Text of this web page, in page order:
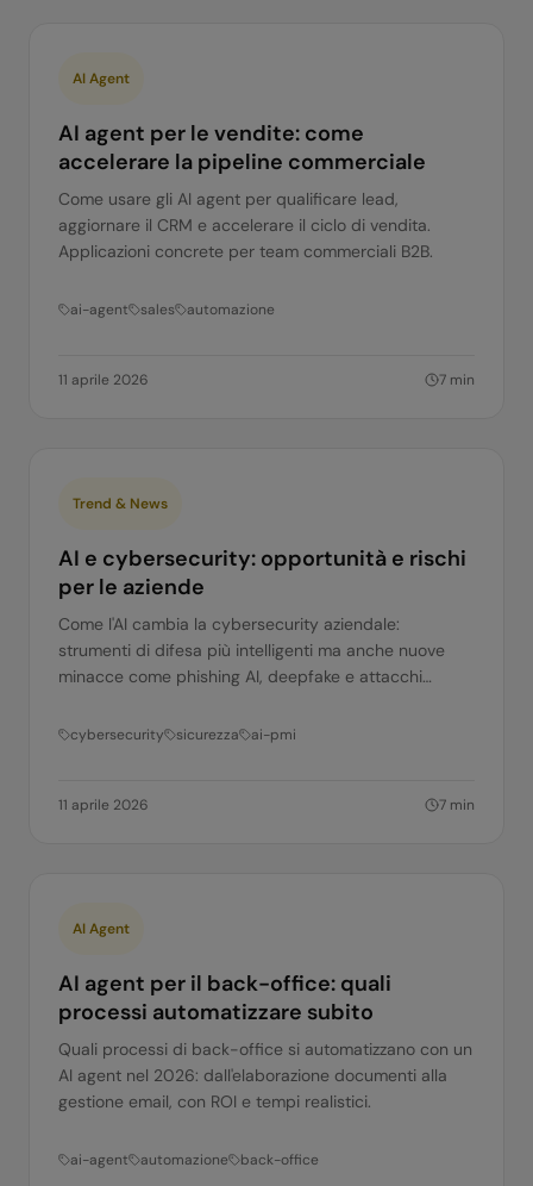
AI Agent
AI agent per le vendite: come
accelerare la pipeline commerciale
Come usare gli AI agent per qualificare lead,
aggiornare il CRM e accelerare il ciclo di vendita.
Applicazioni concrete per team commerciali B2B.
ai-agent sales automazione
11 aprile 2026 7 min
Trend & News
AI e cybersecurity: opportunità e rischi
per le aziende
Come l'AI cambia la cybersecurity aziendale:
strumenti di difesa più intelligenti ma anche nuove
minacce come phishing AI, deepfake e attacchi
cybersecurity sicurezza ai-pmi
11 aprile 2026 7 min
AI Agent
AI agent per il back-office: quali
processi automatizzare subito
Quali processi di back-office si automatizzano con un
AI agent nel 2026: dall'elaborazione documenti alla
gestione email, con ROI e tempi realistici.
ai-agent automazione back-office